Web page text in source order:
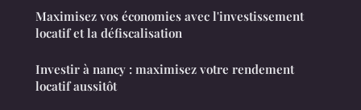
Maximisez vos économies avec l'investissement
locatif et la défiscalisation
Investir à nancy : maximisez votre rendement
locatif aussitôt